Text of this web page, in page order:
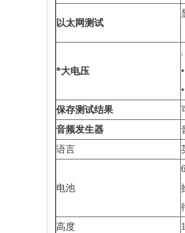
以太网测试
*大电压
.
保存测试结果
音频发生器
语言
电池
高度